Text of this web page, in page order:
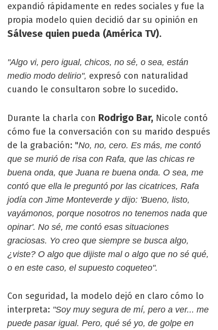
expandió rápidamente en redes sociales y fue la
propia modelo quien decidió dar su opinión en
Sálvese quien pueda (América TV).
"Algo vi, pero igual, chicos, no sé, o sea, están
medio modo delirio", expresó con naturalidad
cuando le consultaron sobre lo sucedido.
Durante la charla con Rodrigo Bar, Nicole contó
cómo fue la conversación con su marido después
de la grabación: "No, no, cero. Es más, me contó
que se murió de risa con Rafa, que las chicas re
buena onda, que Juana re buena onda. O sea, me
contó que ella le preguntó por las cicatrices, Rafa
jodía con Jime Monteverde y dijo: 'Bueno, listo,
vayámonos, porque nosotros no tenemos nada que
opinar'. No sé, me contó esas situaciones
graciosas. Yo creo que siempre se busca algo,
¿viste? O algo que dijiste mal o algo que no sé qué,
o en este caso, el supuesto coqueteo".
Con seguridad, la modelo dejó en claro cómo lo
interpreta: "Soy muy segura de mí, pero a ver... me
puede pasar igual. Pero, qué sé yo, de golpe en